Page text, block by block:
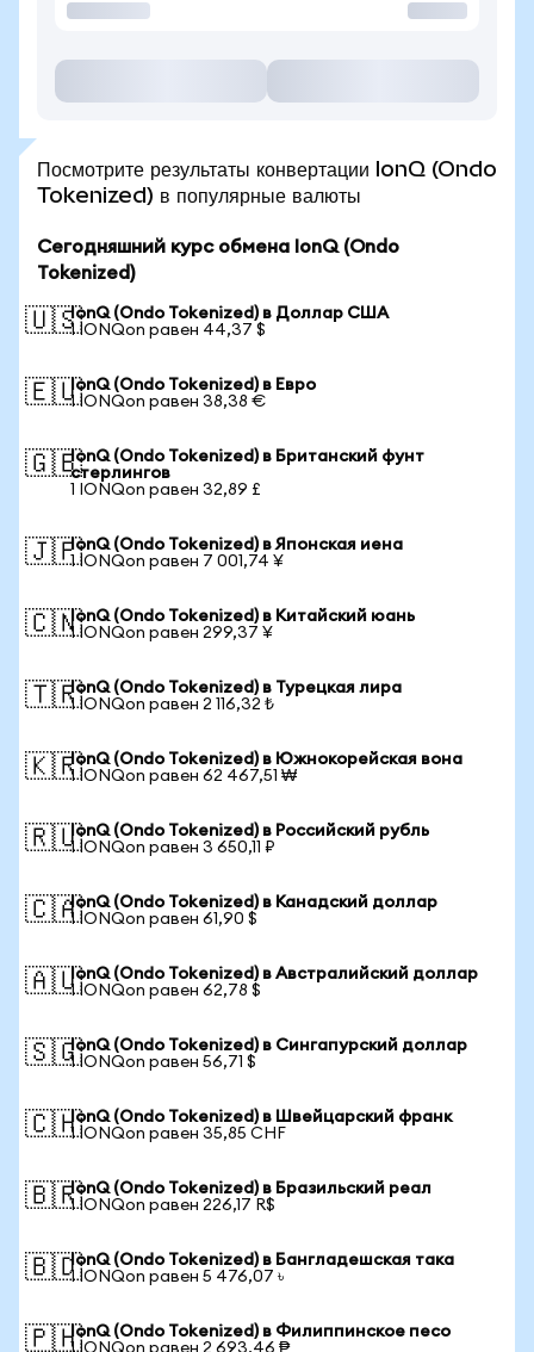
Посмотрите результаты конвертации IonQ (Ondo
Tokenized) в популярные валюты
Сегодняшний курс обмена IonQ (Ondo
Tokenized)
🇺🇸IonQ (Ondo Tokenized) в Доллар США
1 IONQon равен 44,37 $
🇪🇺IonQ (Ondo Tokenized) в Евро
1 IONQon равен 38,38 €
🇬🇧IonQ (Ondo Tokenized) в Британский фунт
стерлингов
1 IONQon равен 32,89 £
🇯🇵IonQ (Ondo Tokenized) в Японская иена
1 IONQon равен 7 001,74 ¥
🇨🇳IonQ (Ondo Tokenized) в Китайский юань
1 IONQon равен 299,37 ¥
🇹🇷IonQ (Ondo Tokenized) в Турецкая лира
1 IONQon равен 2 116,32 ₺
🇰🇷IonQ (Ondo Tokenized) в Южнокорейская вона
1 IONQon равен 62 467,51 ₩
🇷🇺IonQ (Ondo Tokenized) в Российский рубль
1 IONQon равен 3 650,11 ₽
🇨🇦IonQ (Ondo Tokenized) в Канадский доллар
1 IONQon равен 61,90 $
🇦🇺IonQ (Ondo Tokenized) в Австралийский доллар
1 IONQon равен 62,78 $
🇸🇬IonQ (Ondo Tokenized) в Сингапурский доллар
1 IONQon равен 56,71 $
🇨🇭IonQ (Ondo Tokenized) в Швейцарский франк
1 IONQon равен 35,85 CHF
🇧🇷IonQ (Ondo Tokenized) в Бразильский реал
1 IONQon равен 226,17 R$
🇧🇩IonQ (Ondo Tokenized) в Бангладешская така
1 IONQon равен 5 476,07 ৳
🇵🇭IonQ (Ondo Tokenized) в Филиппинское песо
1 IONQon равен 2 693,46 ₱